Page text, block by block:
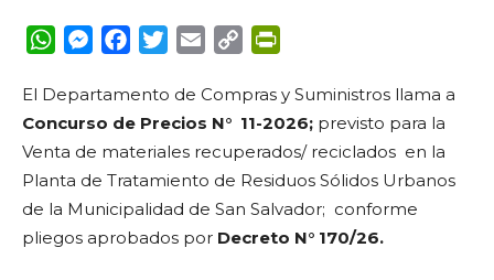
WhatsApp
Messenger
FacebookTwitterEmail Copy
El Departamento de Compras y Suministros llama a
Concurso de Precios N° 11-2026; previsto para la
Venta de materiales recuperados/ reciclados en la
Planta de Tratamiento de Residuos Sólidos Urbanos
de la Municipalidad de San Salvador; conforme
pliegos aprobados por Decreto N° 170/26.